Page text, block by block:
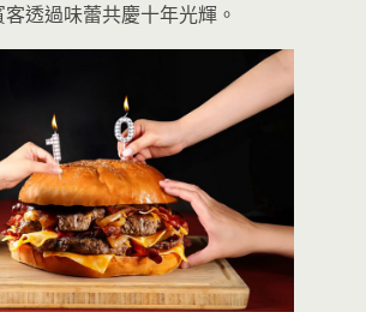
透過味蕾共慶十年光輝。